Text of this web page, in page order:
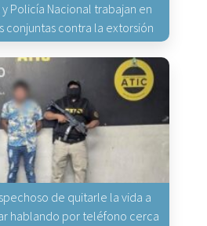
Policía Nacional trabajan en
conjuntas contra la extorsión
de quitarle la vida a
hablando por teléfono cerca